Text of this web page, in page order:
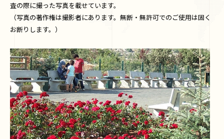
査の際に撮った写真を載せています。
（写真の著作権は撮影者にあります。無断・無許可でのご使用は固く
お断りします。）